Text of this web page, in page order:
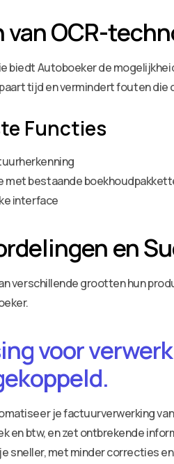
van OCR-
biedt Autoboeker de
tijd en vermindert fouten
Functies
bestaande
interface
en
verschillende grootten hun
voor
je factuurverwerking van
en btw, en zet ontbrekende
sneller, met minder correcties